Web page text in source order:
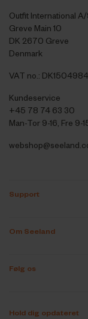
Outfit International A/
Greve Main 10
DK 2670 Greve
Denmark
VAT no.:
Kundeservice
+45 78 74 63 30
Man-Tor 9-16, Fre 9-
Support
Om Seeland
Følg os
Hold dig opdateret